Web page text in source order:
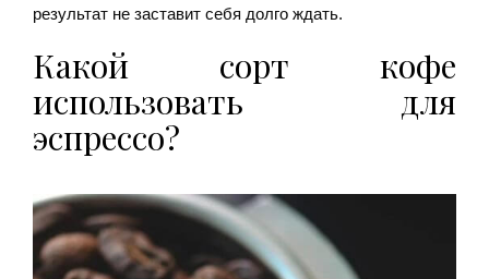
результат не заставит себя долго ждать.
Какой сорт кофе
использовать для
эспрессо?